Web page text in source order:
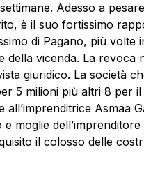
Adesso a
è il suo fortissimo
di Pagano, più volte
della vicenda. La revoca
giuridico. La società
5 milioni più altri 8 per
Asmaa
moglie
il colosso delle